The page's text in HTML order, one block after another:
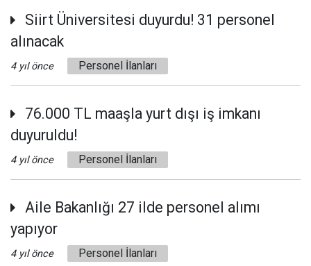
Siirt Üniversitesi duyurdu! 31 personel
alınacak
4 yıl önce Personel İlanları
76.000 TL maaşla yurt dışı iş imkanı
duyuruldu!
4 yıl önce Personel İlanları
Aile Bakanlığı 27 ilde personel alımı
yapıyor
4 yıl önce Personel İlanları